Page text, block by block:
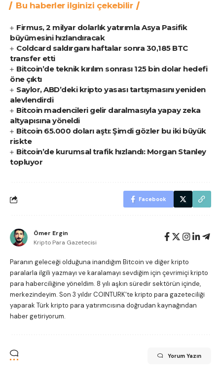
Bu haberler ilginizi çekebilir
Firmus, 2 milyar dolarlık yatırımla Asya Pasifik
büyümesini hızlandıracak
Coldcard saldırganı haftalar sonra 30,185 BTC
transfer etti
Bitcoin’de teknik kırılım sonrası 125 bin dolar hedefi
öne çıktı
Saylor, ABD’deki kripto yasası tartışmasını yeniden
alevlendirdi
Bitcoin madencileri gelir daralmasıyla yapay zeka
altyapısına yöneldi
Bitcoin 65.000 doları aştı: Şimdi gözler bu iki büyük
riskte
Bitcoin’de kurumsal trafik hızlandı: Morgan Stanley
topluyor
Facebook
Ömer Ergin
Kripto Para Gazetecisi
Paranın geleceği olduğuna inandığım Bitcoin ve diğer kripto
paralarla ilgili yazmayı ve karalamayı sevdiğim için çevrimiçi kripto
para haberciliğine yöneldim. 8 yılı aşkın süredir sektörün içinde,
merkezindeyim. Son 3 yıldır COINTURK'te kripto para gazeteciliği
yaparak Türk kripto para yatırımcısına doğrudan kaynağından
haber getiriyorum.
Yorum Yazın